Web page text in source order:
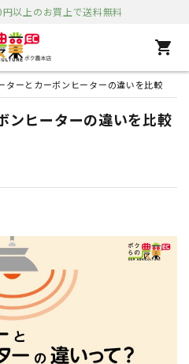
以上のお買上で送料無料
shopping_cart
ターとカーボンヒーターの違いを比較
ンヒーターの違いを比較